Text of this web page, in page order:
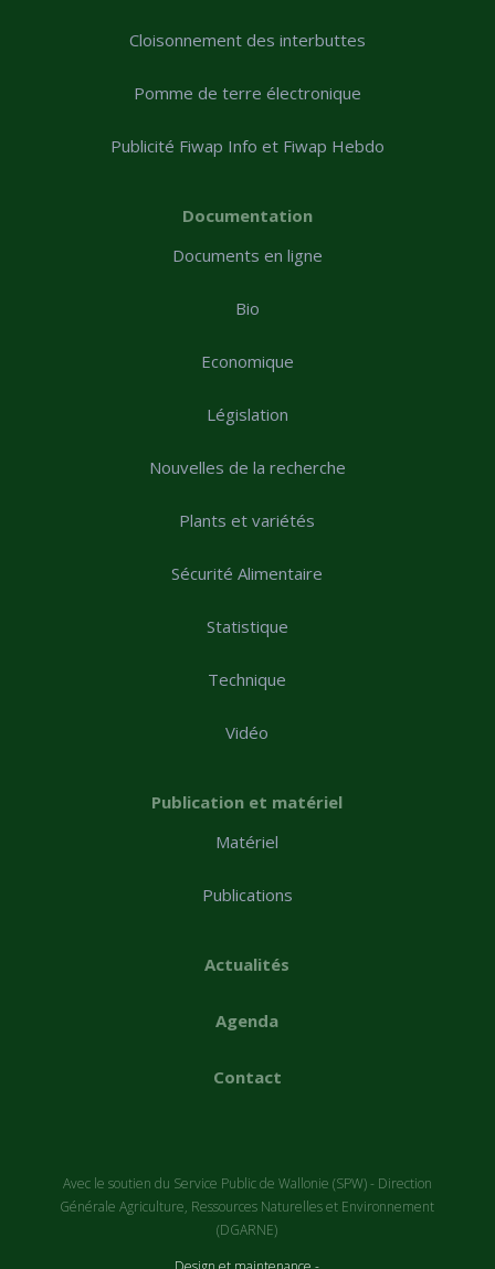
Cloisonnement des interbuttes
Pomme de terre électronique
Publicité Fiwap Info et Fiwap Hebdo
Documentation
Documents en ligne
Bio
Economique
Législation
Nouvelles de la recherche
Plants et variétés
Sécurité Alimentaire
Statistique
Technique
Vidéo
Publication et matériel
Matériel
Publications
Actualités
Agenda
Contact
Avec le soutien du Service Public de Wallonie (SPW) - Direction
Générale Agriculture, Ressources Naturelles et Environnement
(DGARNE)